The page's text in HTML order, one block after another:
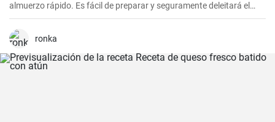
almuerzo rápido. Es fácil de preparar y seguramente deleitará el
paladar de todos los amantes de la carne.
ronka